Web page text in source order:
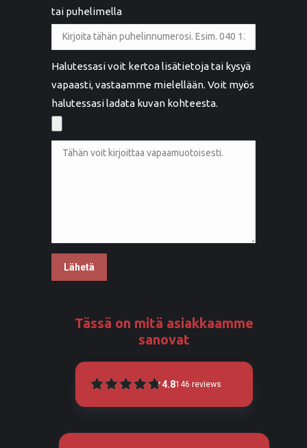
tai puhelimella
Halutessasi voit kertoa lisätietoja tai kysyä
vapaasti, vastaamme mielellään. Voit myös
halutessasi ladata kuvan kohteesta.
Tässä on mitä asiakkaamme
sanovat
4.8146 reviews